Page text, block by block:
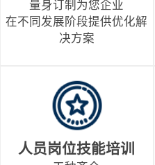
量身订制为您企业
在不同发展阶段提供优化解
决方案
人员岗位技能培训